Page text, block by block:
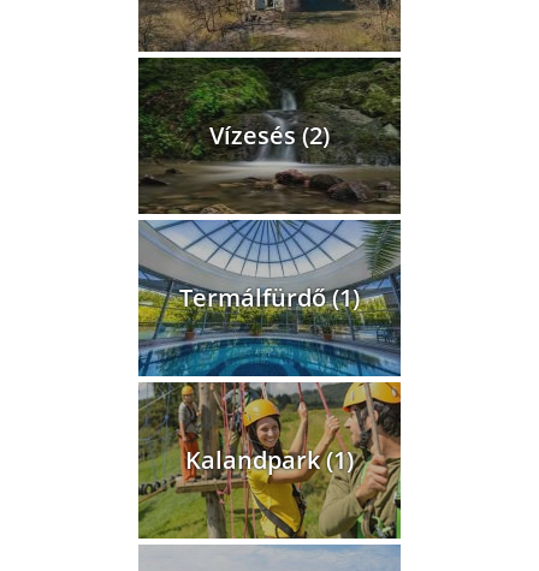
Vízesés (2)
Termálfürdő (1)
Kalandpark (1)